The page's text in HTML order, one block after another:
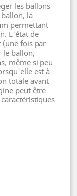
les ballons
la
permettant
L'état de
(une fois par
le ballon,
même si peu
est à
totale avant
peut être